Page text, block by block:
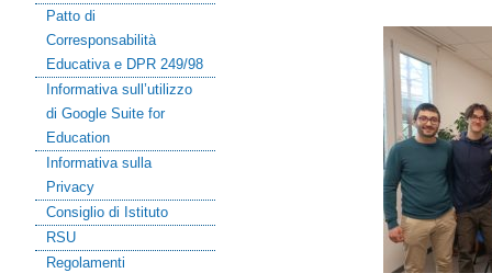
Patto di
Corresponsabilità
Educativa e DPR 249/98
Informativa sull’utilizzo
di Google Suite for
Education
Informativa sulla
Privacy
Consiglio di Istituto
RSU
Regolamenti